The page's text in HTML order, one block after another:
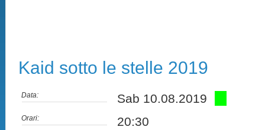
Kaid sotto le stelle 2019
Data: Sab 10.08.2019
Orari: 20:30